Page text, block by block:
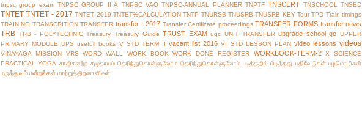
tnpsc group exam TNPSC GROUP II A TNPSC VAO TNPSC-ANNUAL PLANNER TNPTF TNSCERT TNSCHOOL TNSED
TNTET TNTET - 2017 TNTET 2019 TNTET%CALCULATION TNTP TNURSB TNUSRB TNUSRB KEY Tour TPD Train timings
TRAINING TRANSCRITION TRANSFER transfer - 2017 Transfer Certificate proceedings TRANSFER FORMS transfer news
TRB TRB - POLYTECHNIC Treasury Treasury Guide TRUST EXAM ugc UNIT TRANSFER upgrade school go UPPER
PRIMARY MODULE UPS usefull books V STD TERM II vacant list 2016 VI STD LESSON PLAN video lessons videos
VINAYAGA MISSION VRS WORD WALL WORK BOOK WORK DONE REGISTER WORKBOOK-TERM-2
X SCIENCE
PRACTICAL
YOGA சாதிகளற்ற சமுதாயம் தெரிந்துகொள்ளுவோம தெரிந்துகொள்ளுவோம் படித்ததில் பிடித்தது பதிவேடுகள் பழமொழிகள்
மருத்துவம் மன்றங்கள் மாற்றுத்திறனாளிகள்